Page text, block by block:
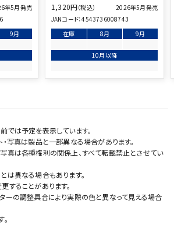
年5月発売
9月
1,320円（税込）
2026年5月発売
JANコード：4543736008743
在庫
8月 9月
10月以降
は予定を表示しています。
写真は製品と一部異なる場合があります。
真は各種権利の関係上、すべて転載禁止とさせてい
は異なる場合もあります。
ることがあります。
ーの調整具合により実際の色と異なって見える場合